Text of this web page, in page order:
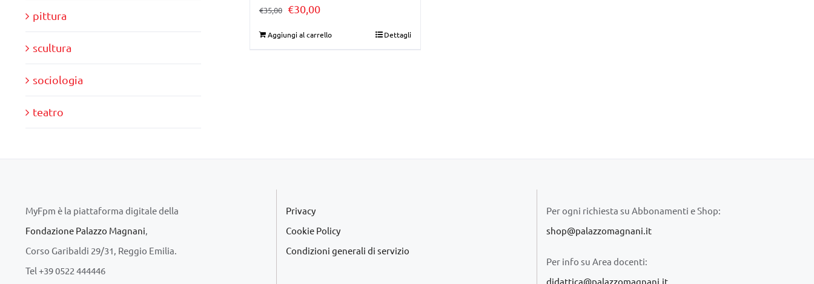
€35,00 Il
€30,00Il
Aggiungi al carrello Dettagli
pittura
scultura
sociologia
teatro
MyFpm è la piattaforma digitale della
Fondazione Palazzo Magnani
Corso Garibaldi 29/31, Reggio Emilia.
Tel +39 0522 444446
Privacy
Cookie Policy
Condizioni generali di servizio
Per ogni richiesta su Abbonamenti e Shop:
shop@palazzomagnani.it
Per info su Area docenti:
didattica@palazzomagnani.it